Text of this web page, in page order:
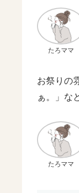
たろママ
お祭りの
ぁ。」な
たろママ